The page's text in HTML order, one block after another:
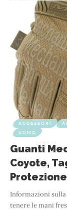
ACCESSORI
UOMO
Guanti
Coyote,
Informazioni sulla
tenere le mani